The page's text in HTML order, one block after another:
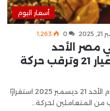
أسعار اليوم
0 1٬263
مصر الأحد
21/12/2025 | استقرار عيار 21 وترقب حركة
تشهد أسعار الذهب في مصر اليوم الأحد 21 ديسمبر 2025 استقرارًا
من المتعاملين لحركة…